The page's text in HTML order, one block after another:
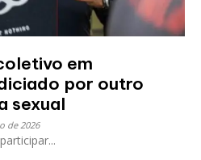
em
por outro
sexual
de 2026